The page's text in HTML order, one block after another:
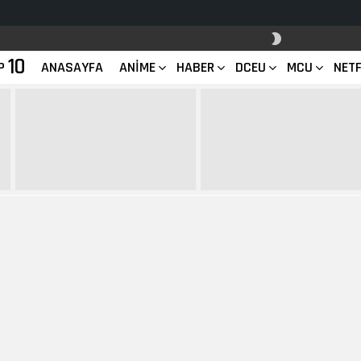
ANAHTARI
10 ANASAYFA ANIME HABER DCEU MCU